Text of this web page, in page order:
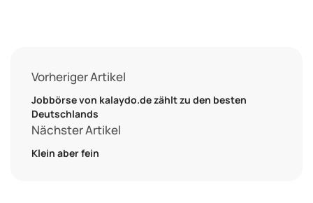
Vorheriger Artikel
Jobbörse von kalaydo.de zählt zu den besten
Deutschlands
Nächster Artikel
Klein aber fein